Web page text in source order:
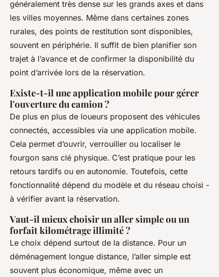
généralement très dense sur les grands axes et dans
les villes moyennes. Même dans certaines zones
rurales, des points de restitution sont disponibles,
souvent en périphérie. Il suffit de bien planifier son
trajet à l’avance et de confirmer la disponibilité du
point d’arrivée lors de la réservation.
Existe-t-il une application mobile pour gérer
l'ouverture du camion ?
De plus en plus de loueurs proposent des véhicules
connectés, accessibles via une application mobile.
Cela permet d’ouvrir, verrouiller ou localiser le
fourgon sans clé physique. C’est pratique pour les
retours tardifs ou en autonomie. Toutefois, cette
fonctionnalité dépend du modèle et du réseau choisi -
à vérifier avant la réservation.
Vaut-il mieux choisir un aller simple ou un
forfait kilométrage illimité ?
Le choix dépend surtout de la distance. Pour un
déménagement longue distance, l’aller simple est
souvent plus économique, même avec un